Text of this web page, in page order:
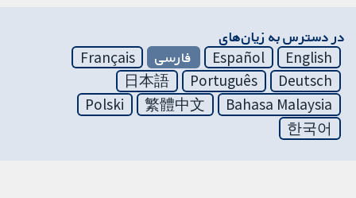
در دسترس به زیان‌های
English
Español فارسی
Français
Deutsch
Português
日本語
Bahasa Malaysia
繁體中文
Polski
한국어